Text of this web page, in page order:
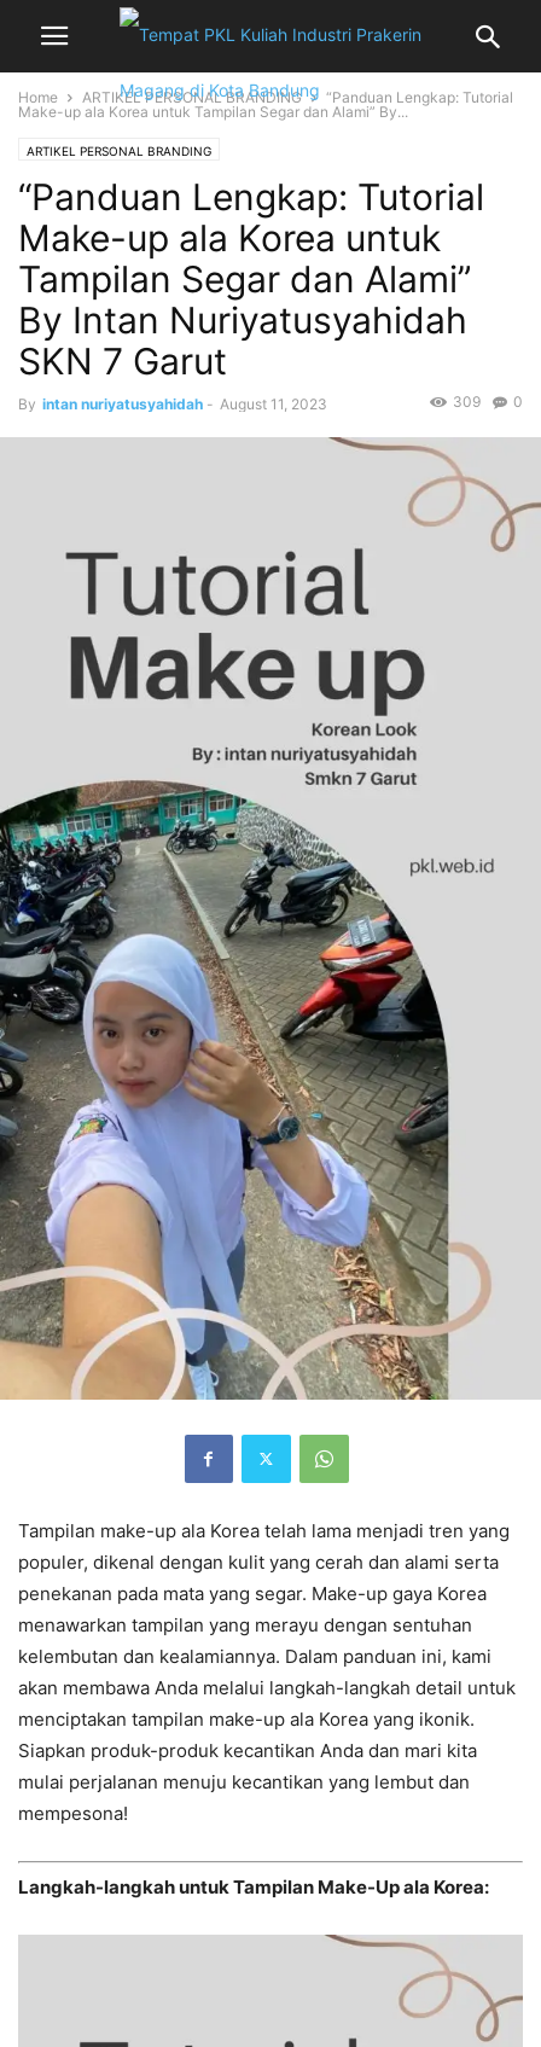
Home ARTIKEL PERSONAL BRANDING
“Panduan Lengkap: Tutorial
Make-up ala Korea untuk Tampilan Segar dan Alami” By...
ARTIKEL PERSONAL BRANDING
“Panduan Lengkap: Tutorial
Make-up ala Korea untuk
Tampilan Segar dan Alami”
By Intan Nuriyatusyahidah
SKN 7 Garut
By intan nuriyatusyahidah - August 11, 2023 0
309
Tampilan make-up ala Korea telah lama menjadi tren yang
populer, dikenal dengan kulit yang cerah dan alami serta
penekanan pada mata yang segar. Make-up gaya Korea
menawarkan tampilan yang merayu dengan sentuhan
kelembutan dan kealamiannya. Dalam panduan ini, kami
akan membawa Anda melalui langkah-langkah detail untuk
menciptakan tampilan make-up ala Korea yang ikonik.
Siapkan produk-produk kecantikan Anda dan mari kita
mulai perjalanan menuju kecantikan yang lembut dan
mempesona!
Langkah-langkah untuk Tampilan Make-Up ala Korea: